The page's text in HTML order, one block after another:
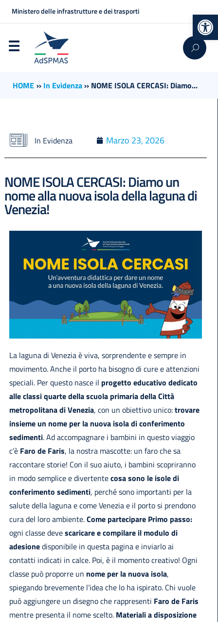
Ministero delle infrastrutture e dei trasporti
HOME ›› In Evidenza›› NOME ISOLA CERCASI: Diamo...
In Evidenza Marzo 23, 2026
NOME ISOLA CERCASI: Diamo un
nome alla nuova isola della laguna di
Venezia!
La laguna di Venezia è viva, sorprendente e sempre in
movimento. Anche il porto ha bisogno di cure e attenzioni
speciali. Per questo nasce il progetto educativo dedicato
alle classi quarte della scuola primaria della Città
metropolitana di Venezia, con un obiettivo unico:trovare
insieme un nome per la nuova isola di conferimento
sedimenti. Ad accompagnare i bambini in questo viaggio
c’è Faro de Faris, la nostra mascotte: un faro che sa
raccontare storie! Con il suo aiuto, i bambini scopriranno
in modo semplice e divertentecosa sono le isole di
conferimento sedimenti, perché sono importanti per la
salute della laguna e come Venezia e il porto si prendono
cura del loro ambiente.Come partecipare Primo passo:
ogni classe devescaricare e compilare il modulo di
adesionedisponibile in questa pagina e inviarlo ai
contatti indicati in calce. Poi, è il momento creativo! Ogni
classe può proporre un nome per la nuova isola,
spiegando brevemente l’idea che lo ha ispirato. Chi vuole
può aggiungere un disegno che rappresenti Faro de Faris
mentre presenta il nome scelto. Materiali a disposizione